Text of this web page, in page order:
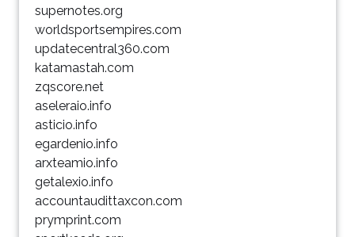
supernotes.org
worldsportsempires.com
updatecentral360.com
katamastah.com
zqscore.net
aseleraio.info
asticio.info
egardenio.info
arxteamio.info
getalexio.info
accountaudittaxcon.com
prymprint.com